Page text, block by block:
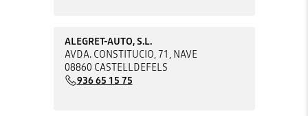
ALEGRET-AUTO, S.L.
AVDA. CONSTITUCIO, 71, NAVE
08860 CASTELLDEFELS
936 65 15 75